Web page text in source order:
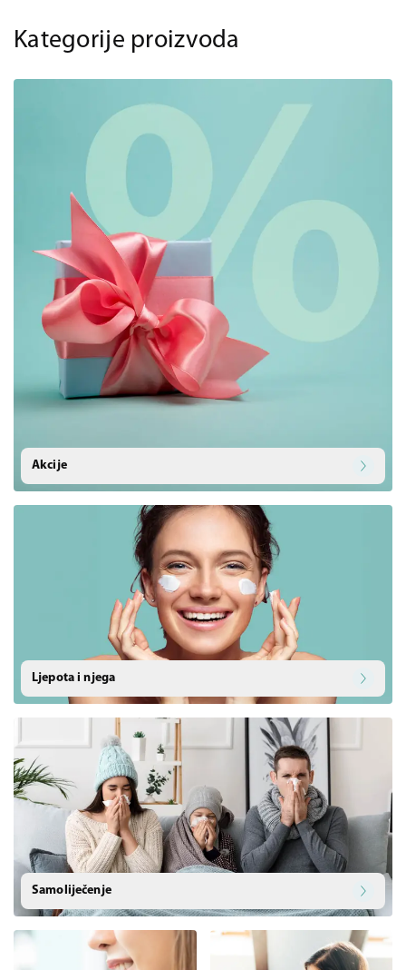
Kategorije proizvoda
Akcije
Ljepota i njega
Samoliječenje